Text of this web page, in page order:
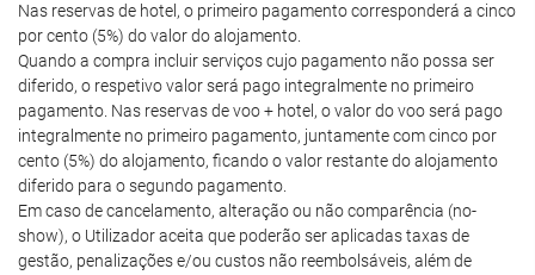
Nas reservas de hotel, o primeiro pagamento corresponderá a cinco
por cento (5%) do valor do alojamento.
Quando a compra incluir serviços cujo pagamento não possa ser
diferido, o respetivo valor será pago integralmente no primeiro
pagamento. Nas reservas de voo + hotel, o valor do voo será pago
integralmente no primeiro pagamento, juntamente com cinco por
cento (5%) do alojamento, ficando o valor restante do alojamento
diferido para o segundo pagamento.
Em caso de cancelamento, alteração ou não comparência (no-
show), o Utilizador aceita que poderão ser aplicadas taxas de
gestão, penalizações e/ou custos não reembolsáveis, além de